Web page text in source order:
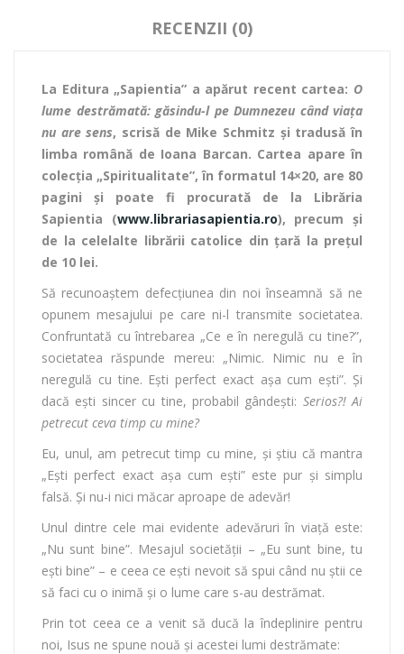
RECENZII (0)
La Editura „Sapientia” a apărut recent cartea: O
lume destrămată: găsindu-l pe Dumnezeu când viața
nu are sens, scrisă de Mike Schmitz și tradusă în
limba română de Ioana Barcan. Cartea apare în
colecția „Spiritualitate”, în formatul 14×20, are 80
pagini şi poate fi procurată de la Librăria
Sapientia (www.librariasapientia.ro), precum şi
de la celelalte librării catolice din țară la prețul
de 10 lei.
Să recunoaștem defecțiunea din noi înseamnă să ne
opunem mesajului pe care ni-l transmite societatea.
Confruntată cu întrebarea „Ce e în neregulă cu tine?”,
societatea răspunde mereu: „Nimic. Nimic nu e în
neregulă cu tine. Ești perfect exact așa cum ești”. Și
dacă eşti sincer cu tine, probabil gândeşti: Serios?! Ai
petrecut ceva timp cu mine?
Eu, unul, am petrecut timp cu mine, şi ştiu că mantra
„Eşti perfect exact aşa cum eşti” este pur şi simplu
falsă. Şi nu-i nici măcar aproape de adevăr!
Unul dintre cele mai evidente adevăruri în viaţă este:
„Nu sunt bine”. Mesajul societăţii – „Eu sunt bine, tu
eşti bine” – e ceea ce eşti nevoit să spui când nu ştii ce
să faci cu o inimă şi o lume care s-au destrămat.
Prin tot ceea ce a venit să ducă la îndeplinire pentru
noi, Isus ne spune nouă şi acestei lumi destrămate: